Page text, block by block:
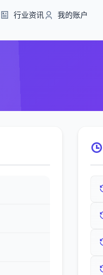
行业资讯 我的账户